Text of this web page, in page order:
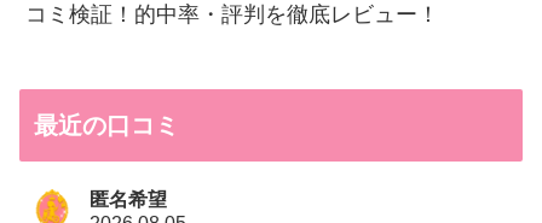
コミ検証！的中率・評判を徹底レビュー！
最近の口コミ
匿名希望